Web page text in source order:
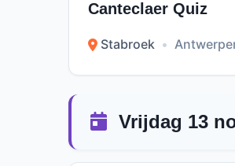
Canteclaer Quiz
Stabroek •
Vrijdag 13